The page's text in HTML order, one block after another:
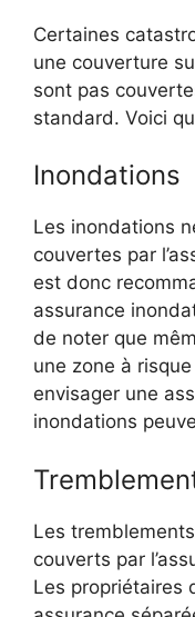
Certaines
une couverture
sont pas
standard. Voici
Inondations
Les inondations
couvertes par
est donc
assurance
de noter que
une zone à
envisager une
inondations
Les
couverts par
Les propriétaires